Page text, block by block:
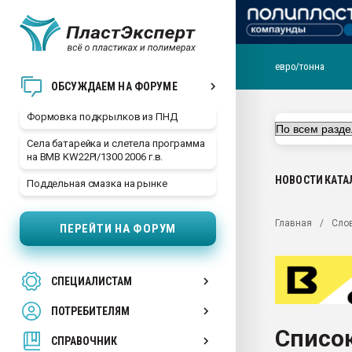
ОБСУЖДАЕМ НА ФОРУМЕ
Формовка подкрылков из ПНД
Села батарейка и слетела программа
на BMB KW22PI/1300 2006 г.в.
Поддельная смазка на рынке
ПЕРЕЙТИ НА ФОРУМ
СПЕЦИАЛИСТАМ
ПОТРЕБИТЕЛЯМ
СПРАВОЧНИК
29.07.2026 ФРП помог
Вакуум-формовочные
ближайшее
28.07.2026
первый план в
ситуацией на
евро/тонна
НОВОСТИ
Главная